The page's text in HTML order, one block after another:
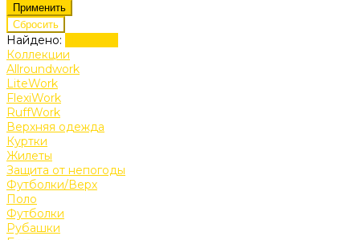
Найдено:
Коллекции
Allroundwork
LiteWork
FlexiWork
RuffWork
Верхняя одежда
Куртки
Жилеты
Защита от непогоды
Футболки/Верх
Поло
Футболки
Рубашки